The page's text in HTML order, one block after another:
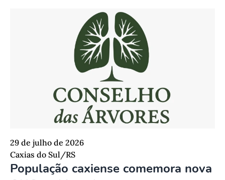
29 de julho de 2026
Caxias do Sul/RS
População caxiense comemora nova